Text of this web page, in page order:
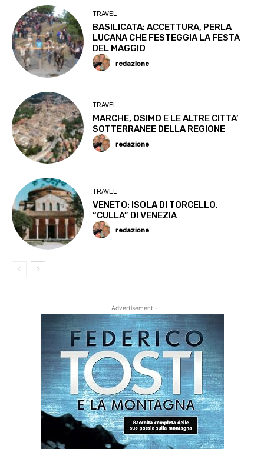
TRAVEL
BASILICATA: ACCETTURA, PERLA
LUCANA CHE FESTEGGIA LA FESTA
DEL MAGGIO
redazione
TRAVEL
MARCHE, OSIMO E LE ALTRE CITTA’
SOTTERRANEE DELLA REGIONE
redazione
TRAVEL
VENETO: ISOLA DI TORCELLO,
“CULLA” DI VENEZIA
redazione
- Advertisement -